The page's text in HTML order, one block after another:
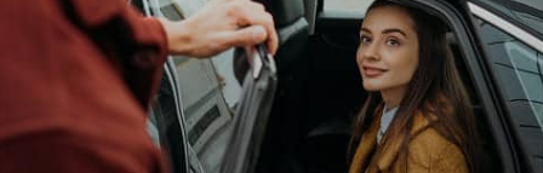
Transports particuliers
Que ce soit pour une sortie en ville, une visite chez des
proches ou un rendez-vous personnel, je vous accompagne
dans tous vos trajets avec fiabilité et confort. Profitez d’un
service adapté à vos besoins, alliant ponctualité et
disponibilité.